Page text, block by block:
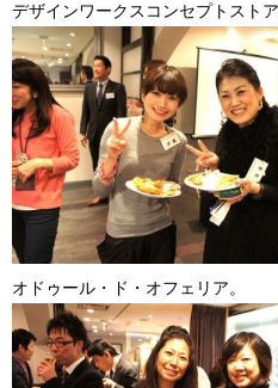
デザインワークスコンセプトストア
オドゥール・ド・オフェリア。